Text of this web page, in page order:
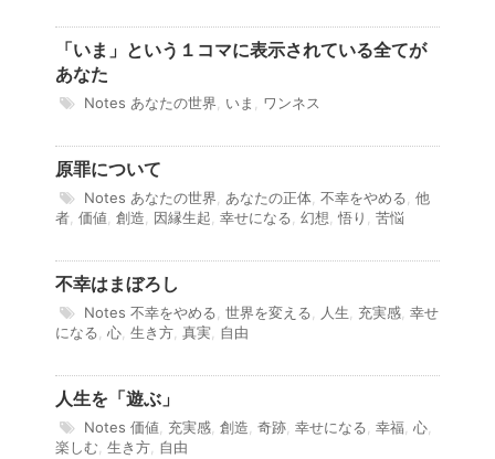
「いま」という１コマに表示されている全てが
あなた
Notes あなたの世界 いま ワンネス
原罪について
Notes あなたの世界 あなたの正体 不幸をやめる 他
者 価値 創造 因縁生起 幸せになる 幻想 悟り 苦悩
不幸はまぼろし
Notes 不幸をやめる 世界を変える 人生 充実感 幸せ
になる 心 生き方 真実 自由
人生を「遊ぶ」
Notes 価値 充実感 創造 奇跡 幸せになる 幸福 心
楽しむ 生き方 自由